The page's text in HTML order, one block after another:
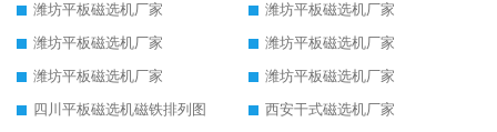
潍坊平板磁选机厂家
潍坊平板磁选机厂家
潍坊平板磁选机厂家
潍坊平板磁选机厂家
潍坊平板磁选机厂家
潍坊平板磁选机厂家
四川平板磁选机磁铁排列图
西安干式磁选机厂家